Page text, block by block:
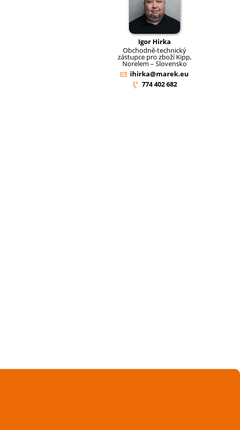
Igor Hirka
Obchodně-technický
zástupce pro zboží Kipp,
Norelem – Slovensko
ihirka@marek.eu
774 402 682